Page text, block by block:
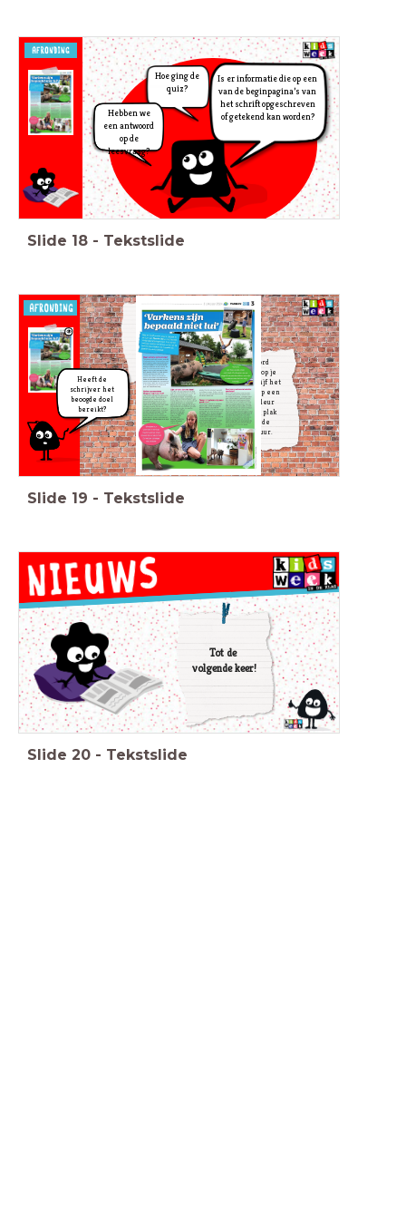
Hoe ging de
quiz?
Is er informatie die op een
van de beginpagina’s van
het schrift opgeschreven
of getekend kan worden?
Hebben we
een antwoord
op de
leesvraag?
Slide 18 - Tekstslide
Antwoord
gevonden op je
vraag? Schrijf het
antwoord op een
andere kleur
post-it en plak
deze op de
vragenmuur.
Zijn er
nieuwe
vragen
ontstaan?
Schrijf ze op
post-its.
Heeft de
schrijver het
beoogde doel
bereikt?
Slide 19 - Tekstslide
Tot de
volgende keer!
Slide 20 - Tekstslide